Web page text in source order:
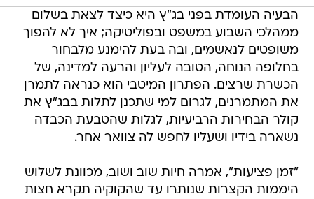
הבעיה העומדת בפני בג"ץ היא כיצד לצאת בשלום
ממהלכי השבוע במשפט ובפוליטיקה; איך לא להפוך
משופטים לנאשמים, ובה בעת להימנע מלבחור
בחלופה הנוחה, הטובה לעליון והרעה למדינה, של
הכשרת שרצים. הפתרון המיטבי הוא כנראה לתמרן
את המתמרנים, לגרום למי שתכנן לתלות בבג"ץ את
קולר הבחירות הרביעיות, לגלות שהטבעת הכבדה
נשארה בידיו ושעליו לחפש לה צוואר אחר.
"זמן פציעות", אמרה חיות שוב ושוב, מכוונת לשלוש
היממות הקצרות שנותרו עד שהקוקיה תקרא חצות